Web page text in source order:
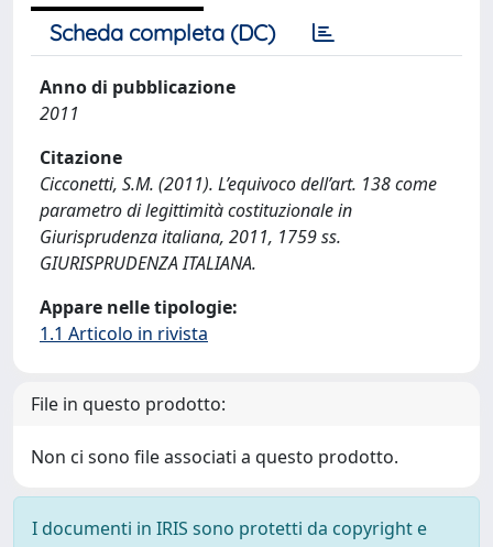
Scheda completa (DC)
Anno di pubblicazione
2011
Citazione
Cicconetti, S.M. (2011). L’equivoco dell’art. 138 come
parametro di legittimità costituzionale in
Giurisprudenza italiana, 2011, 1759 ss.
GIURISPRUDENZA ITALIANA.
Appare nelle tipologie:
1.1 Articolo in rivista
File in questo prodotto:
Non ci sono file associati a questo prodotto.
I documenti in IRIS sono protetti da copyright e